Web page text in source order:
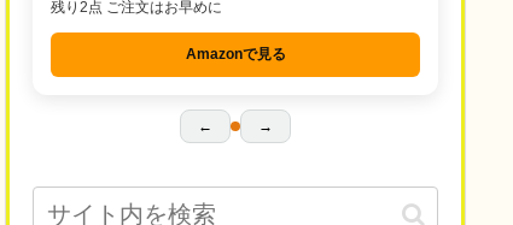
残り2点 ご注文はお早めに
Amazonで見る
← →